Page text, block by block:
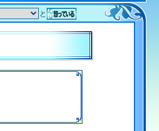
と